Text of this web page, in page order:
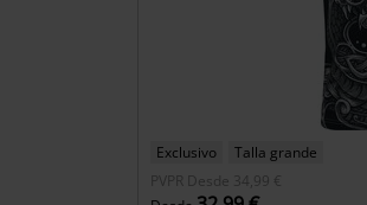
Exclusivo
Talla grande
PVPR
Desde 34,99 €